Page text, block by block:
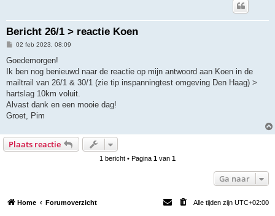
Bericht 26/1 > reactie Koen
B
r
c
h
02 feb 2023, 08:09
Goedemorgen!
Ik ben nog benieuwd naar de reactie op mijn antwoord aan Koen in de
mailtrail van 26/1 & 30/1 (zie tip inspanningtest omgeving Den Haag) >
hartslag 10km voluit.
Alvast dank en een mooie dag!
Groet, Pim
Plaats reactie
1 bericht • Pagina 1 van 1
Ga naar
Home Forumoverzicht Alle tijden zijn UTC+02:00